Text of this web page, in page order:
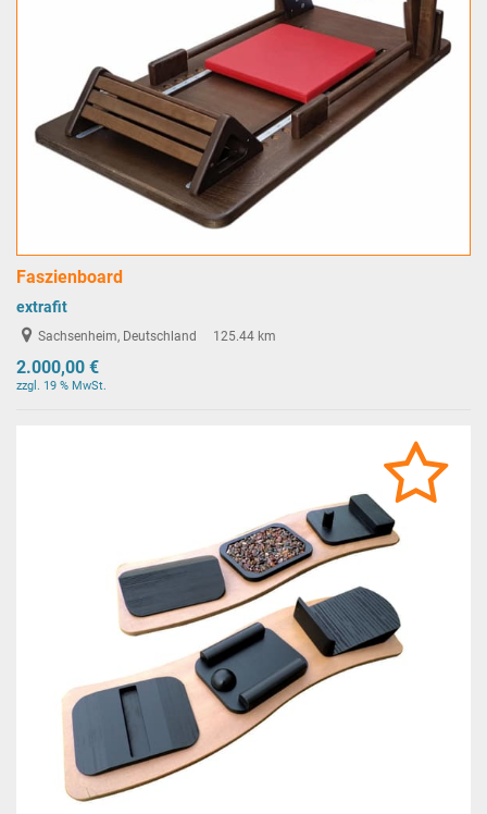
Faszienboard
extrafit
Sachsenheim, Deutschland 125.44 km
2.000,00 €
zzgl. 19 % MwSt.